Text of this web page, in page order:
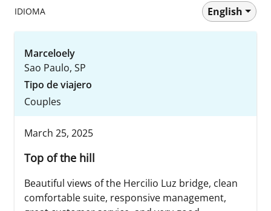
IDIOMA English
Marceloely
Sao Paulo, SP
Tipo de viajero
Couples
March 25, 2025
Top of the hill
Beautiful views of the Hercilio Luz bridge, clean
comfortable suite, responsive management,